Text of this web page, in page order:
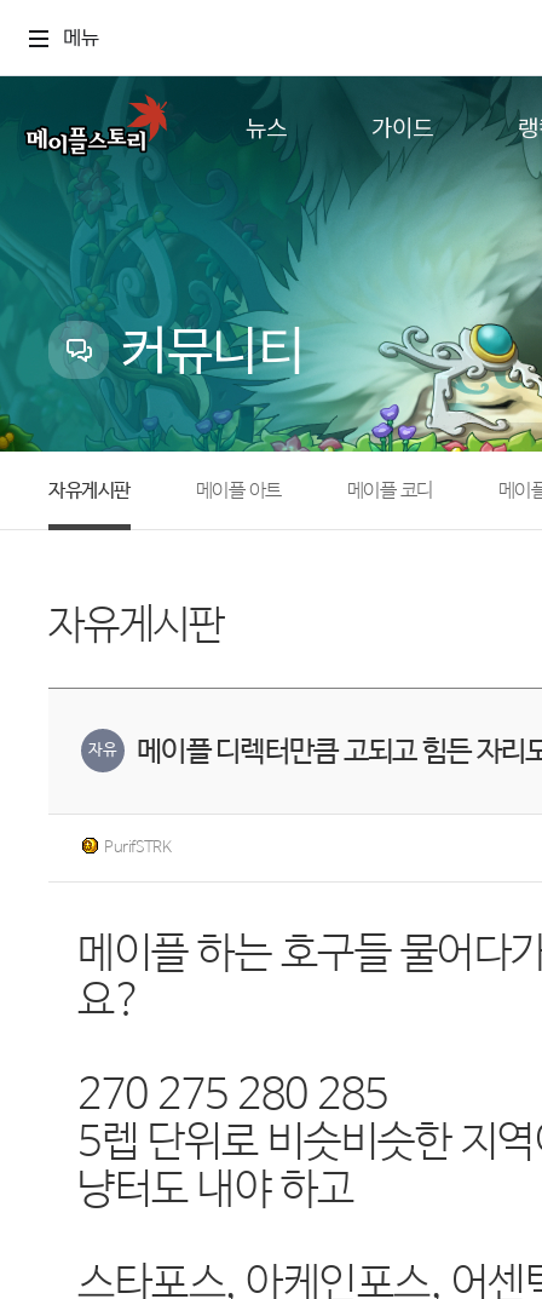
메뉴
뉴스
업데이트
이벤트
캐시샵 공지
메이플 알림판
with maple
가이드
추가정보
컨텐
커뮤니티
자유게시판 메이플 아트 메이플 코디 메이
자유게시판
자유 메이플 디렉터만큼 고되고 힘든 자리
PurifSTRK
메이플 하는 호구들 물어다
요?
270 275 280 285
5렙 단위로 비슷비슷한 지
냥터도 내야 하고
스타포스, 아케인포스, 어